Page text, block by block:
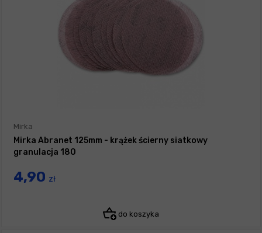
Mirka
Mirka Abranet 125mm - krążek ścierny siatkowy
granulacja 180
4,90 zł
do koszyka